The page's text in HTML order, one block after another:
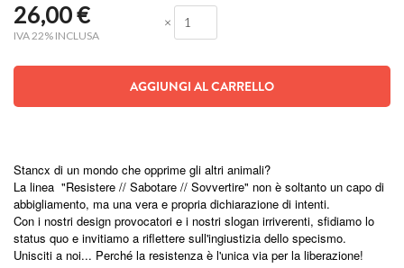
26,00€
IVA 22% INCLUSA
×
AGGIUNGI AL CARRELLO
Stancx di un mondo che opprime gli altri animali?
La linea "Resistere // Sabotare // Sovvertire" non è soltanto un capo di
abbigliamento, ma una vera e propria dichiarazione di intenti.
Con i nostri design provocatori e i nostri slogan irriverenti, sfidiamo lo
status quo e invitiamo a riflettere sull'ingiustizia dello specismo.
Unisciti a noi... Perché la resistenza è l'unica via per la liberazione!